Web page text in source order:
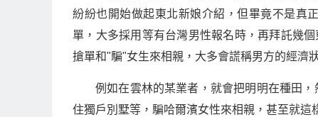
紛紛也開始做起東北新娘介紹，但畢竟不是真
單，大多採用等有台灣男性報名時，再拜託幾
搶單和"騙"女生來相親，大多會謊稱男方的經濟
例如在雲林的某業者，就會把明明在種田
住獨戶別墅等，騙哈爾濱女性來相親，甚至就這